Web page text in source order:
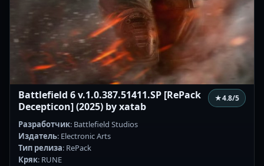
Battlefield 6 v.1.0.387.51411.SP [RePack
Decepticon] (2025) by xatab
★4.8/5
Разработчик: Battlefield Studios
Издатель: Electronic Arts
Тип релиза: RePack
Кряк: RUNE